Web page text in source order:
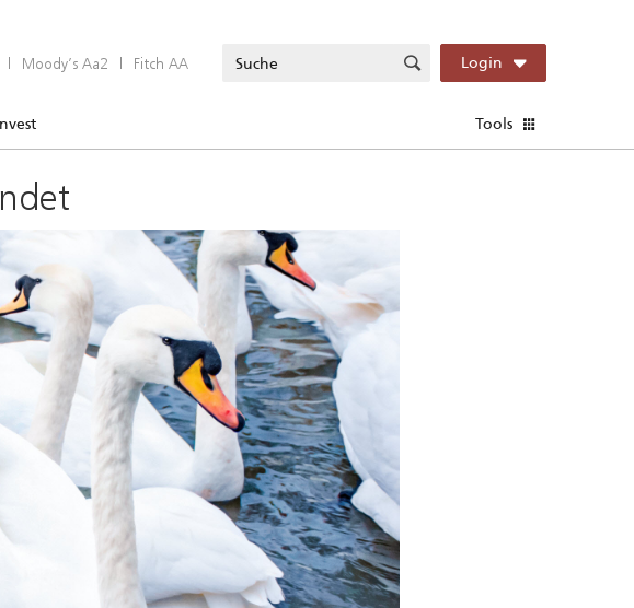
| Moody’s Aa2 | Fitch AA Login
Tools